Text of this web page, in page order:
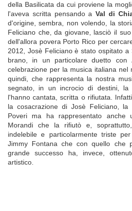
della Basilicata da cui proviene la
l'aveva scritta pensando aVal di
d'origine, sembra, non volendo, la
Feliciano che, da giovane, lasciò il
dell'allora povera Porto Rico per
2012, Josè Feliciano è stato ospitato
brano, in un particolare duetto con
celebrazione per la musica italiana nel
quindi, che rappresenta la nostra
segnato, in un incrocio di destini, la
l'hanno cantata, scritta o rifiutata.
la cosacrazione di Josè Feliciano,
Poveri ma ha rappresentato anche
Morandi che la rifiutò e,
indelebile e particolarmente triste
Jimmy Fontana che con quello che
grande successo ha, invece,
artistico.